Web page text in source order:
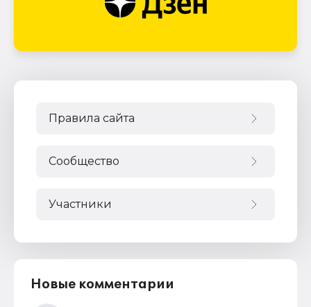
Правила сайта
Сообщество
Участники
Новые комментарии